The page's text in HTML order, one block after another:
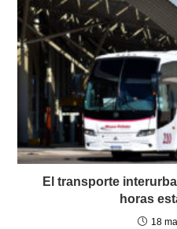
El transporte
horas
18